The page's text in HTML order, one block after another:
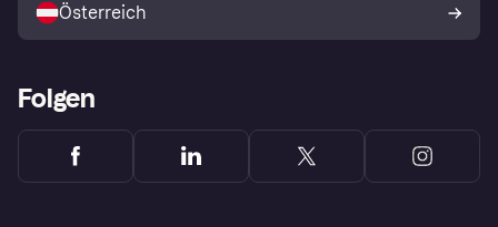
Österreich
Folgen